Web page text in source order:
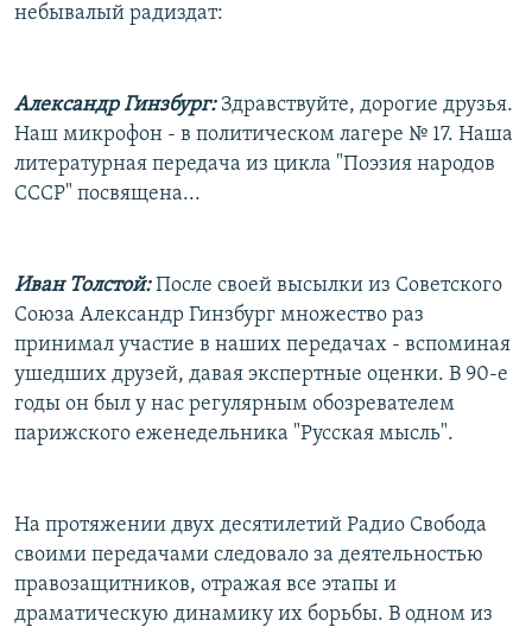
небывалый радиздат:
Александр Гинзбург:Здравствуйте, дорогие друзья.
Наш микрофон - в политическом лагере № 17. Наша
литературная передача из цикла "Поэзия народов
СССР" посвящена...
Иван Толстой:После своей высылки из Советского
Союза Александр Гинзбург множество раз
принимал участие в наших передачах - вспоминая
ушедших друзей, давая экспертные оценки. В 90-е
годы он был у нас регулярным обозревателем
парижского еженедельника "Русская мысль".
На протяжении двух десятилетий Радио Свобода
своими передачами следовало за деятельностью
правозащитников, отражая все этапы и
драматическую динамику их борьбы. В одном из